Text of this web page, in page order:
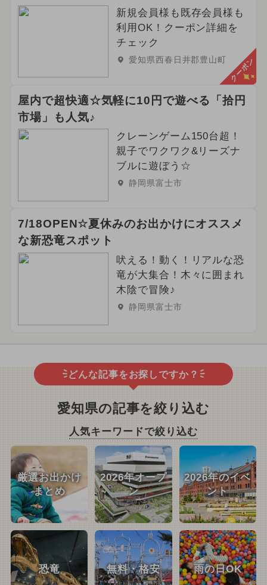
新規会員様も既存会員様も
利用OK！クーポン詳細を
チェック
愛知県西春日井郡豊山町 クーポン
屋内で超快適☆気軽に10円で遊べる「拾円
市場」も人気♪
クレーンゲーム150台超！
親子でワクワク&リーズナ
ブルに遊ぼう☆
静岡県富士市
7/18OPEN☆夏休みのお出かけにオススメ
な新恐竜スポット
吠える！動く！リアルな恐
竜が大集合！木々に囲まれ
木陰で冒険♪
静岡県富士市
どんな記事をお探しですか？
愛知県の記事を絞り込む
人気キーワードで絞り込む
厳選お出かけ
まとめ
2026年オープ
ン
2026年のイベ
ント
恐竜 無料・格安 雨の日OK